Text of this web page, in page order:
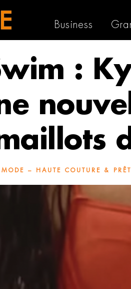
Business
:
MODE – HAUTE COUTURE &